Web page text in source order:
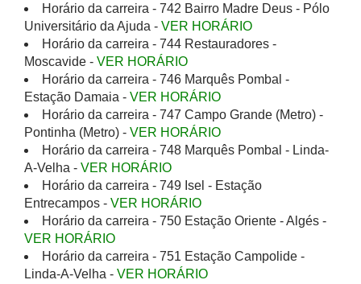
Horário da carreira - 742 Bairro Madre Deus - Pólo
Universitário da Ajuda - VER HORÁRIO
Horário da carreira - 744 Restauradores -
Moscavide - VER HORÁRIO
Horário da carreira - 746 Marquês Pombal -
Estação Damaia - VER HORÁRIO
Horário da carreira - 747 Campo Grande (Metro) -
Pontinha (Metro) - VER HORÁRIO
Horário da carreira - 748 Marquês Pombal - Linda-
A-Velha - VER HORÁRIO
Horário da carreira - 749 Isel - Estação
Entrecampos - VER HORÁRIO
Horário da carreira - 750 Estação Oriente - Algés -
VER HORÁRIO
Horário da carreira - 751 Estação Campolide -
Linda-A-Velha - VER HORÁRIO